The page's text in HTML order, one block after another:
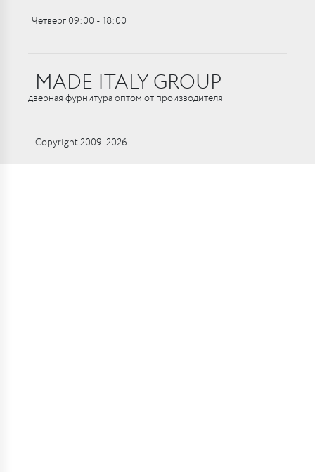
Четверг 09:00 ‑ 18:00
MADE ITALY GROUP
дверная фурнитура оптом от производителя
Copyright 2009-2026